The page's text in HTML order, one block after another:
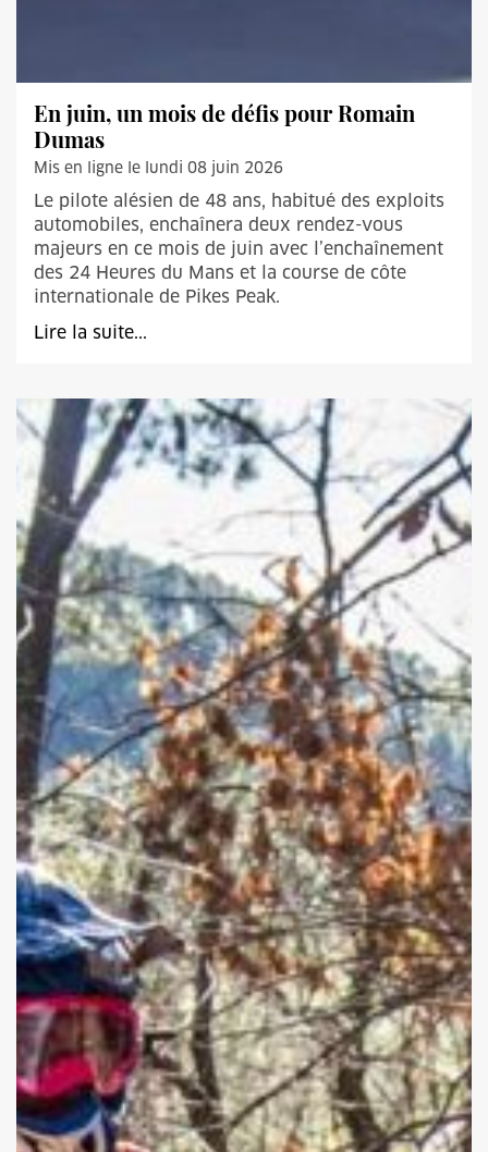
En juin, un mois de défis pour Romain
Dumas
Mis en ligne le lundi 08 juin 2026
Le pilote alésien de 48 ans, habitué des exploits
automobiles, enchaînera deux rendez-vous
majeurs en ce mois de juin avec l’enchaînement
des 24 Heures du Mans et la course de côte
internationale de Pikes Peak.
Lire la suite...